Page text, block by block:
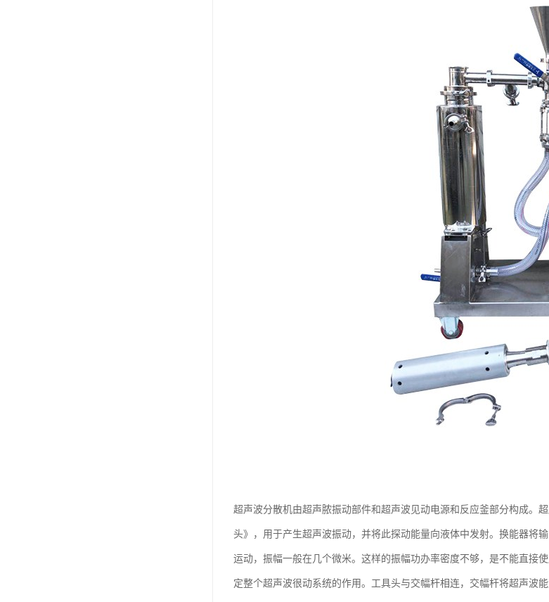
超声波分散机由超声脓振动部件和超声波见动电源和反应釜部分构成。
头》，用于产生超声波振动，并将此探动能量向液体中发射。换能器将
运动，振幅一般在几个微米。这样的振幅功办率密度不够，是不能直接
定整个超声波很动系统的作用。工具头与交幅杆相连，交幅杆将超声波